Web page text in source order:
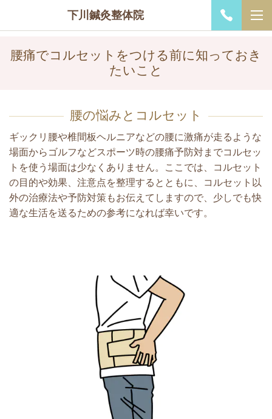
下川鍼灸整体院
腰痛でコルセットをつける前に知っておき
たいこと
腰の悩みとコルセット​
ギックリ腰や椎間板ヘルニアなどの腰に激痛が走るような
場面からゴルフなどスポーツ時の腰痛予防対までコルセッ
トを使う場面は少なくありません。ここでは、コルセット
の目的や効果、注意点を整理するとともに、コルセット以
外の治療法や予防対策もお伝えてしますので、少しでも快
適な生活を送るための参考になれば幸いです。